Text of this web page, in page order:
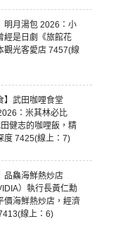
明月湯包 2026：小
經是日劇《旅館花
觀光客愛店 7457(線
】武田咖哩食堂
：米其林必比
健志的咖哩飯，精
度 7425(線上：7)
品鱻海鮮熱炒店
）執行長黃仁勳
價海鮮熱炒店，經濟
線上：6)